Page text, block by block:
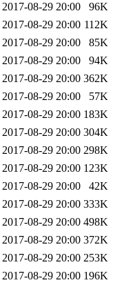
2017-08-29 20:00
96K
2017-08-29 20:00 112K
2017-08-29 20:00
85K
2017-08-29 20:00
94K
2017-08-29 20:00 362K
2017-08-29 20:00
57K
2017-08-29 20:00 183K
2017-08-29 20:00 304K
2017-08-29 20:00 298K
2017-08-29 20:00 123K
2017-08-29 20:00
42K
2017-08-29 20:00 333K
2017-08-29 20:00 498K
2017-08-29 20:00 372K
2017-08-29 20:00 253K
2017-08-29 20:00 196K